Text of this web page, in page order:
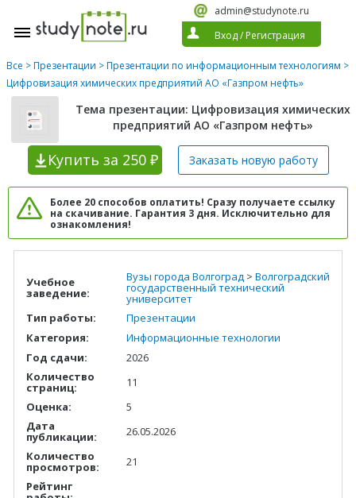
admin@studynote.ru
Вход/ Регистрация
Все >Презентации >Презентации по информационным технологиям >
Цифровизация химических предприятий АО «Газпром нефть»
Тема презентации: Цифровизация химических
предприятий АО «Газпром нефть»
Купить за 250 ₽ Заказать новую работу
Более 20 способов оплатить! Сразу получаете ссылку
на скачивание. Гарантия 3 дня. Исключительно для
ознакомления!
Учебное
заведение:
Вузы города Волгоград > Волгоградский
государственный технический
университет
Тип работы:
Презентации
Категория:
Информационные технологии
Год сдачи:
2026
Количество
страниц:
11
Оценка:
5
Дата
публикации:
26.05.2026
Количество
просмотров:
21
Рейтинг